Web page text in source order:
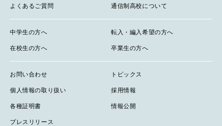
よくあるご質問 通信制高校について
中学生の方へ 転入・編入希望の方へ
在校生の方へ 卒業生の方へ
お問い合わせ トピックス
個人情報の取り扱い 採用情報
各種証明書 情報公開
プレスリリース